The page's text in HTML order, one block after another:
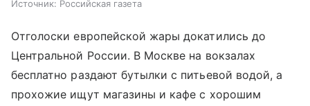
Источник: Российская газета
Отголоски европейской жары докатились до
Центральной России. В Москве на вокзалах
бесплатно раздают бутылки с питьевой водой, а
прохожие ищут магазины и кафе с хорошим